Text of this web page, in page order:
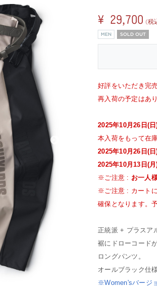
¥ 29,700 (税
MEN SOLD OUT
好評をいただき完
再入荷の予定はあ
2025年10月26日(
本入荷をもって在
2025年10月26日(
2025年10月13日(
※ご注意 : お一人
※ご注意 : カート
確保となります。
正統派 + プラスア
裾にドローコード
ロングパンツ。
オールブラック仕
※Women'sバージ